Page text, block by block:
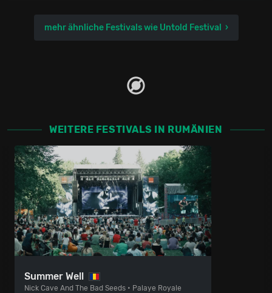
mehr ähnliche Festivals wie Untold Festival
WEITERE FESTIVALS IN RUMÄNIEN
Summer Well
Nick Cave And The Bad Seeds • Palaye Royale